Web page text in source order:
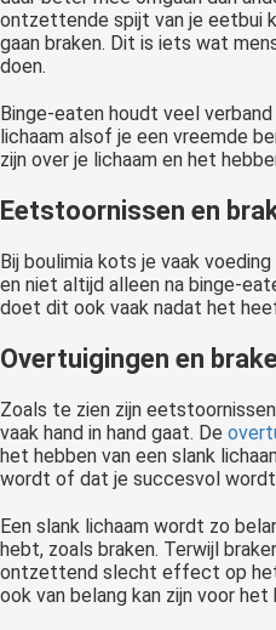
ontzettende spijt van je eetbui
gaan braken. Dit is iets wat
doen.
Binge-eaten houdt veel
lichaam alsof je een vreemde
zijn over je lichaam en het
Eetstoornissen en
Bij boulimia kots je vaak
en niet altijd alleen na binge-
doet dit ook vaak nadat het
Overtuigingen en
Zoals te zien zijn
vaak hand in hand gaat. De
het hebben van een slank
wordt of dat je succesvol
Een slank lichaam wordt zo
hebt, zoals braken. Terwijl
ontzettend slecht effect op
ook van belang kan zijn voor